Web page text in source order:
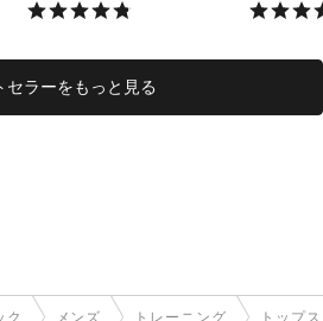
セラーをもっと見る
ク メンズ トレーニング トップス